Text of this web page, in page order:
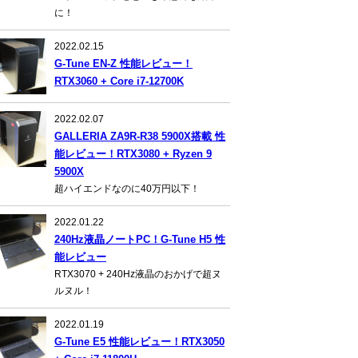
に！
2022.02.15
G-Tune EN-Z 性能レビュー！
RTX3060 + Core i7-12700K
2022.02.07
GALLERIA ZA9R-R38 5900X搭載 性
能レビュー！RTX3080 + Ryzen 9
5900X
超ハイエンドなのに40万円以下！
2022.01.22
240Hz液晶ノートPC！G-Tune H5 性
能レビュー
RTX3070 + 240Hz液晶のおかげで超ヌ
ルヌル！
2022.01.19
G-Tune E5 性能レビュー！RTX3050